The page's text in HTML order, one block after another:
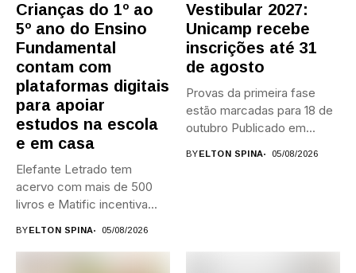
Crianças do 1º ao
5º ano do Ensino
Fundamental
contam com
plataformas digitais
para apoiar
estudos na escola
e em casa
Elefante Letrado tem
acervo com mais de 500
livros e Matific incentiva...
BY ELTON SPINA 05/08/2026
Vestibular 2027:
Unicamp recebe
inscrições até 31
de agosto
Provas da primeira fase
estão marcadas para 18 de
outubro Publicado em...
BY ELTON SPINA 05/08/2026